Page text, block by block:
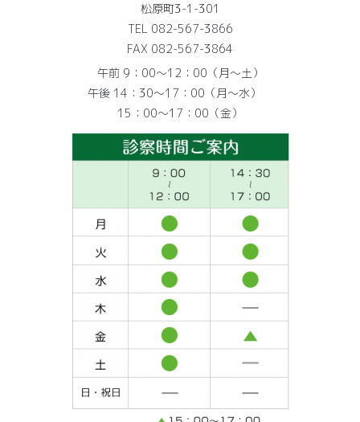
松原町3-1-301
TEL 082-567-3866
FAX 082-567-3864
午前 9：00～12：00（月～土）
午後 14：30～17：00（月～水）
15：00～17：00（金）